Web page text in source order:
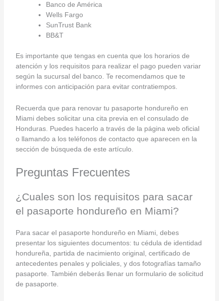
Banco de América
Wells Fargo
SunTrust Bank
BB&T
Es importante que tengas en cuenta que los horarios de
atención y los requisitos para realizar el pago pueden variar
según la sucursal del banco. Te recomendamos que te
informes con anticipación para evitar contratiempos.
Recuerda que para renovar tu pasaporte hondureño en
Miami debes solicitar una cita previa en el consulado de
Honduras. Puedes hacerlo a través de la página web oficial
o llamando a los teléfonos de contacto que aparecen en la
sección de búsqueda de este artículo.
Preguntas Frecuentes
¿Cuales son los requisitos para sacar
el pasaporte hondureño en Miami?
Para sacar el pasaporte hondureño en Miami, debes
presentar los siguientes documentos: tu cédula de identidad
hondureña, partida de nacimiento original, certificado de
antecedentes penales y policiales, y dos fotografías tamaño
pasaporte. También deberás llenar un formulario de solicitud
de pasaporte.